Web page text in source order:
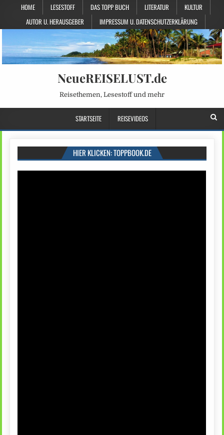
HOME LESESTOFF DAS TOPP BUCH LITERATUR
KULTUR
AUTOR U. HERAUSGEBER
IMPRESSUM U. DATENSCHUTZERKLÄRUNG
NeueREISELUST.de
Reisethemen, Lesestoff und mehr
STARTSEITE REISEVIDEOS
HIER KLICKEN: TOPPBOOK.DE